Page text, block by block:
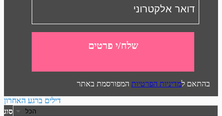
שלח/י פרטים
בהתאם למדיניות הפרטיות המפורסמת באתר
דילים ברגע האחרון
סוג